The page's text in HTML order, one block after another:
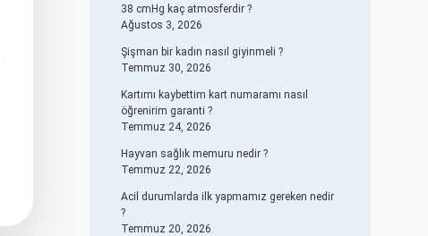
38 cmHg kaç atmosferdir ?
Ağustos 3, 2026
Şişman bir kadın nasıl giyinmeli ?
Temmuz 30, 2026
Kartımı kaybettim kart numaramı nasıl
öğrenirim garanti ?
Temmuz 24, 2026
Hayvan sağlık memuru nedir ?
Temmuz 22, 2026
Acil durumlarda ilk yapmamız gereken nedir
?
Temmuz 20, 2026